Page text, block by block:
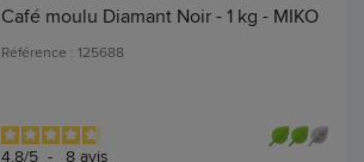
Café moulu Diamant Noir - 1 kg - MIKO
Référence : 125688
4.8/5 - 8 avis